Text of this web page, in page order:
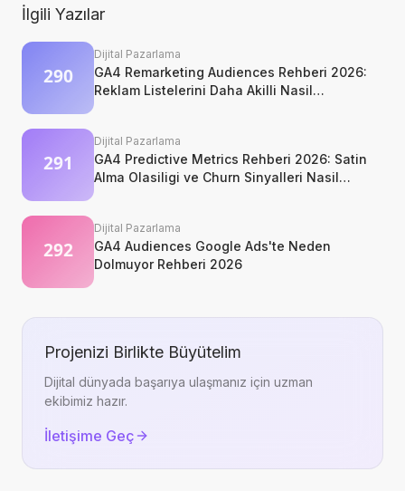
İlgili Yazılar
Dijital Pazarlama
GA4 Remarketing Audiences Rehberi 2026:
Reklam Listelerini Daha Akilli Nasil
Dijital Pazarlama
GA4 Predictive Metrics Rehberi 2026: Satin
Alma Olasiligi ve Churn Sinyalleri Nasil
Dijital Pazarlama
GA4 Audiences Google Ads'te Neden
Dolmuyor Rehberi 2026
Projenizi Birlikte Büyütelim
Dijital dünyada başarıya ulaşmanız için uzman
ekibimiz hazır.
İletişime Geç